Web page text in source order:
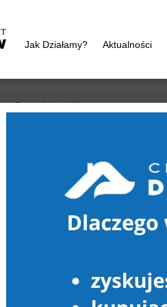
Jak Działamy? Aktualności
Sprzedaż Piła